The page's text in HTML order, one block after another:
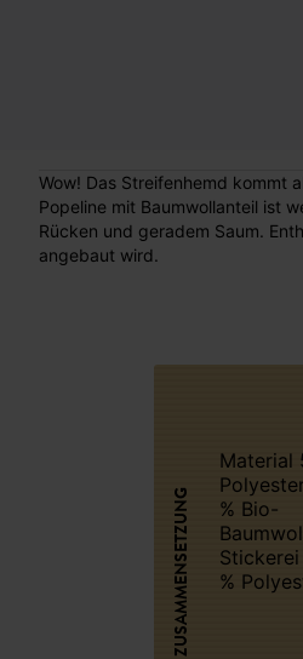
Wow! Das Streifenhemd kommt
Popeline mit Baumwollanteil ist
Rücken und geradem Saum.
angebaut wird.
ZUSAMMENSETZUNG
Material 55 %
% Bio-
Stickerei
%